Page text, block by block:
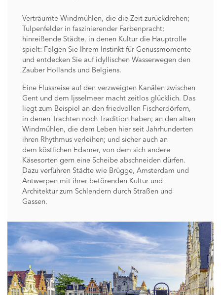
Verträumte Windmühlen, die die Zeit zurückdrehen;
Tulpenfelder in faszinierender Farbenpracht;
hinreißende Städte, in denen Kultur die Hauptrolle
spielt: Folgen Sie Ihrem Instinkt für Genussmomente
und entdecken Sie auf idyllischen Wasserwegen den
Zauber Hollands und Belgiens.
Eine Flussreise auf den verzweigten Kanälen zwischen
Gent und dem Ijsselmeer macht zeitlos glücklich. Das
liegt zum Beispiel an den friedvollen Fischerdörfern,
in denen Trachten noch Tradition haben; an den alten
Windmühlen, die dem Leben hier seit Jahrhunderten
ihren Rhythmus verleihen; und sicher auch an
dem köstlichen Edamer, von dem sich andere
Käsesorten gern eine Scheibe abschneiden dürfen.
Dazu verführen Städte wie Brügge, Amsterdam und
Antwerpen mit ihrer betörenden Kultur und
Architektur zum Schlendern durch Straßen und
Gassen.